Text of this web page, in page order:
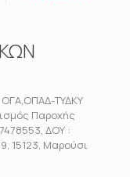
ΤΥΔΚΥ
Παροχής
ΔΟΥ :
15123, Μαρούσι